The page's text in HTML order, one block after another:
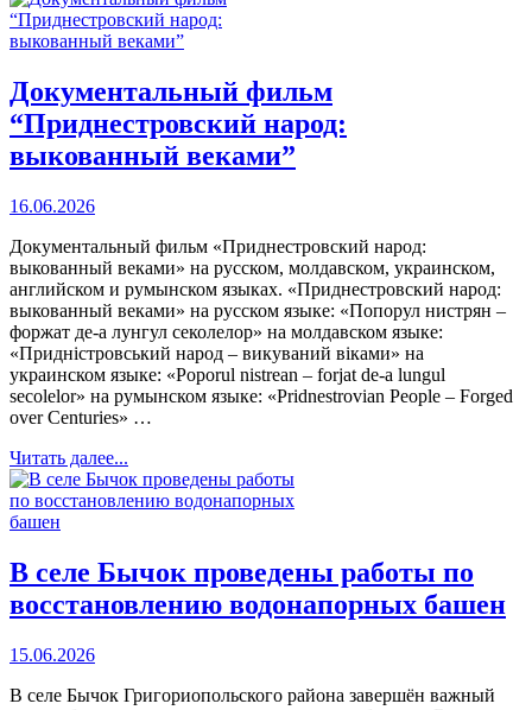
Документальный фильм
“Приднестровский народ:
выкованный веками”
16.06.2026
Документальный фильм «Приднестровский народ:
выкованный веками» на русском, молдавском, украинском,
английском и румынском языках. «Приднестровский народ:
выкованный веками» на русском языке: «Попорул нистрян –
форжат де-а лунгул секолелор» на молдавском языке:
«Придністровський народ – викуваний віками» на
украинском языке: «Poporul nistrean – forjat de-a lungul
secolelor» на румынском языке: «Pridnestrovian People – Forged
over Centuries» …
Читать далее...
В селе Бычок проведены работы по
восстановлению водонапорных башен
15.06.2026
В селе Бычок Григориопольского района завершён важный